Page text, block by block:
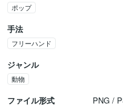
ポップ
手法
フリーハンド
ジャンル
動物
ファイル形式 PNG /